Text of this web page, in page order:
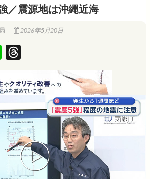
／震源地は沖縄近海
2026年5月20日
i
n
e
h
r
e
a
d
s